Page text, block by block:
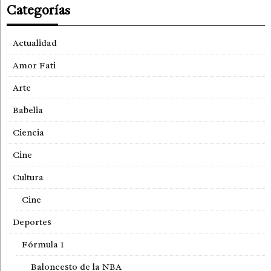
Categorías
Actualidad
Amor Fati
Arte
Babelia
Ciencia
Cine
Cultura
Cine
Deportes
Fórmula 1
Baloncesto de la NBA